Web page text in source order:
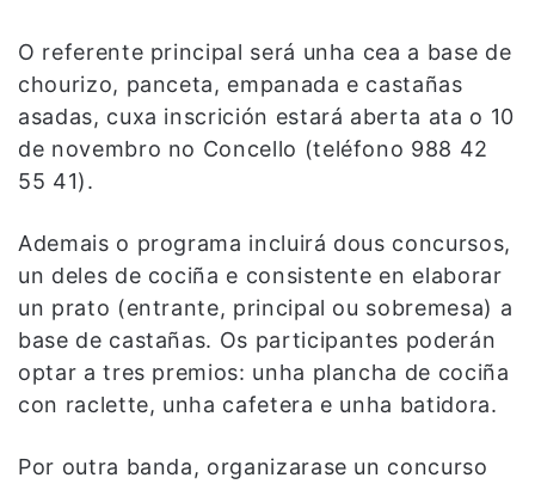
O referente principal será unha cea a base de
chourizo, panceta, empanada e castañas
asadas, cuxa inscrición estará aberta ata o 10
de novembro no Concello (teléfono 988 42
55 41).
Ademais o programa incluirá dous concursos,
un deles de cociña e consistente en elaborar
un prato (entrante, principal ou sobremesa) a
base de castañas. Os participantes poderán
optar a tres premios: unha plancha de cociña
con raclette, unha cafetera e unha batidora.
Por outra banda, organizarase un concurso